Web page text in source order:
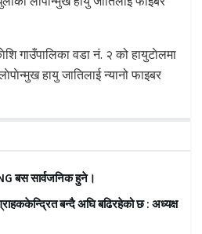
गाउँपालिका वडा नं. २ को हायुटाेलमा
हायु जातिलाई न्यानो फाइबर
बस सार्वजनिक हुने।
बन्दै अघि बढिरहेको छ : अध्यक्ष